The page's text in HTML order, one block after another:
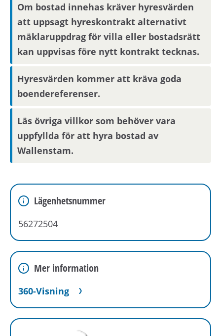
Om området
Älta IF erbjuder många olika idrotter för
blandade åldrar. På promenadavstånd från Älta
centrum hittar du Flatenbadets sandstränder.
Älta gränsar också till Nackareservatet där
Hellasgården är ett härligt utflyktsmål som
erbjuder badsjöar, vandringsleder, golf och
sportfiske. På vintern plogas sjön vid
Hellasgården fri från snö och blir till en populär
tillflykt för en dag på skridskor.
Om bostad innehas kräver hyresvärden
att uppsagt hyreskontrakt alternativt
mäklaruppdrag för villa eller bostadsrätt
kan uppvisas före nytt kontrakt tecknas.
Hyresvärden kommer att kräva goda
boendereferenser.
Läs övriga villkor som behöver vara
uppfyllda för att hyra bostad av
Wallenstam.
Lägenhetsnummer
56272504
Mer information
360-Visning